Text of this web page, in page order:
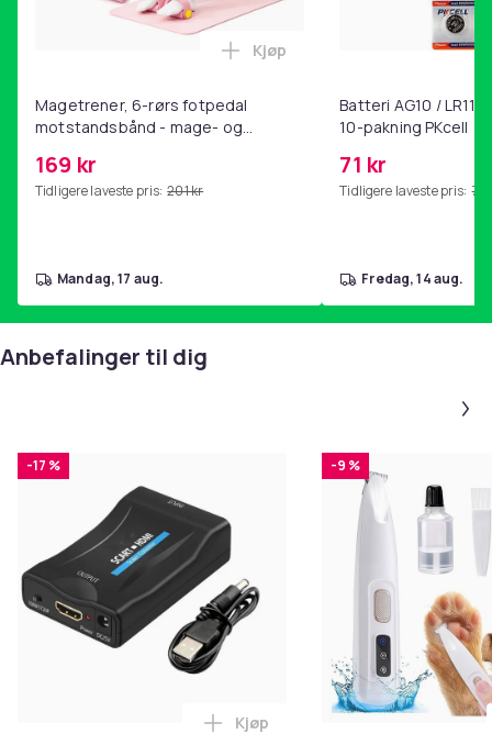
Magetrener, 6-rørs fotpedal
motstandsbånd - mage- og
hjemmegymnastikk Pink
169 kr
Tidligere laveste pris: 201 kr
Legg Magetrener, 6-rørs
Kjøp
mandag, 17 aug.
Batteri AG10 /
10-pakning PKcell
71 kr
Tidligere laveste pris: 76
fredag, 14 aug.
Anbefalinger til dig
-17 %
Legg SCART til HDMI-omformer
Kjøp
-9 %